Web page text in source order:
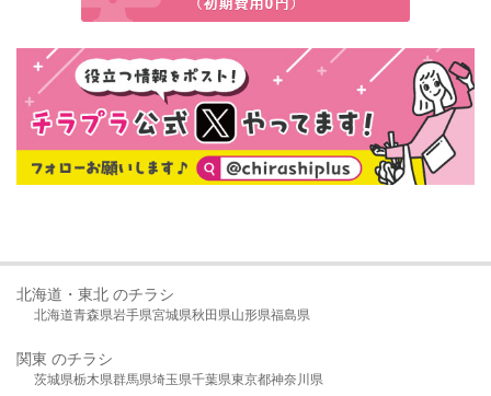
北海道・東北 のチラシ
北海道青森県岩手県宮城県秋田県山形県福島県
関東 のチラシ
茨城県栃木県群馬県埼玉県千葉県東京都神奈川県